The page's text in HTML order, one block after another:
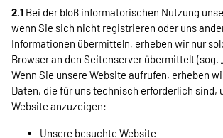
2.1 Bei der bloß informatorischen Nutzung
wenn Sie sich nicht registrieren oder uns
Informationen übermitteln, erheben wir nur
Browser an den Seitenserver übermittelt (sog.
Wenn Sie unsere Website aufrufen, erheben
Daten, die für uns technisch erforderlich sind,
Website anzuzeigen:
Unsere besuchte Website